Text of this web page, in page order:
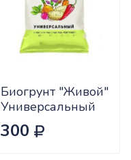
Биогрунт "Живой"
Универсальный
10л "СЗТК" (200)
300